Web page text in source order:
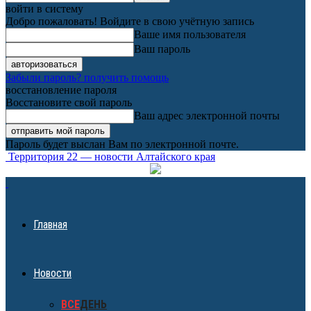
войти в систему
Добро пожаловать! Войдите в свою учётную запись
Ваше имя пользователя
Ваш пароль
Забыли пароль? получить помощь
восстановление пароля
Восстановите свой пароль
Ваш адрес электронной почты
Пароль будет выслан Вам по электронной почте.
Территория 22 — новости Алтайского края
Главная
Новости
ВСЕДЕНЬ